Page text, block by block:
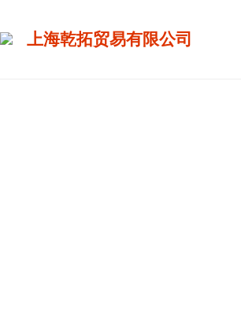
上海乾拓贸易有限公司